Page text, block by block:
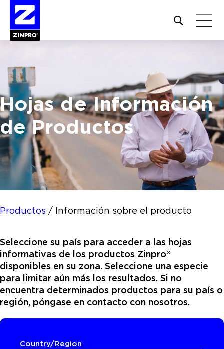
Open
site
search
Buscar:
Hojas de Información
de Productos
Productos / Información sobre el producto
Seleccione su país para acceder a las hojas
informativas de los productos Zinpro®
disponibles en su zona. Seleccione una especie
para limitar aún más los resultados. Si no
encuentra determinados productos para su país o
región, póngase en contacto con nosotros.
Country/Region